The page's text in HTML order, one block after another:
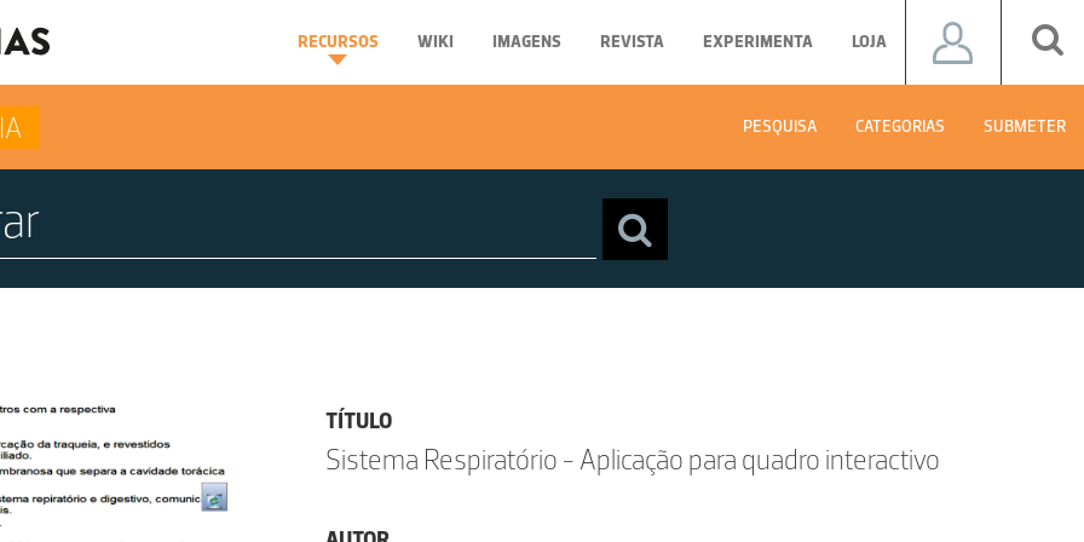
RECURSOS WIKI IMAGENS REVISTA EXPERIMENTA LOJA
PESQUISA CATEGORIAS SUBMETER
TÍTULO
Sistema Respiratório - Aplicação para quadro interactivo